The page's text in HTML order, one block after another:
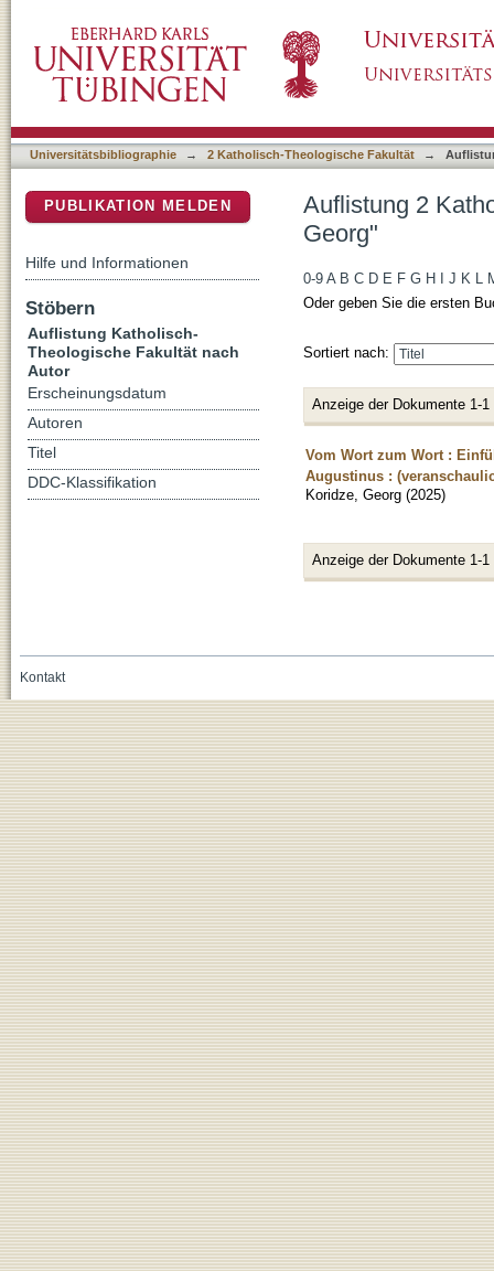
Universitätsbibliographie → 2 Katholisch-Theologische Fakultät →
Auflistung 2
Georg"
0-9 A B C D E F G H J K L
Oder geben Sie die ersten
Sortiert nach:
Anzeige der Dokumente 1-1
Vom Wort zum Wort :
Augustinus :
Koridze, Georg (2025)
Anzeige der Dokumente 1-1
PUBLIKATION MELDEN
Hilfe und Informationen
Stöbern
Auflistung Katholisch-
Theologische Fakultät nach
Autor
Erscheinungsdatum
Autoren
Titel
DDC-Klassifikation
Kontakt